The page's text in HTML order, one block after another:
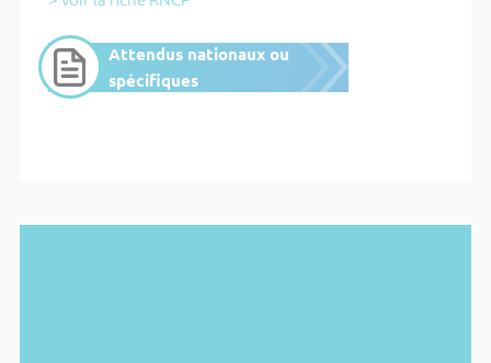
Attendus nationaux ou
spécifiques